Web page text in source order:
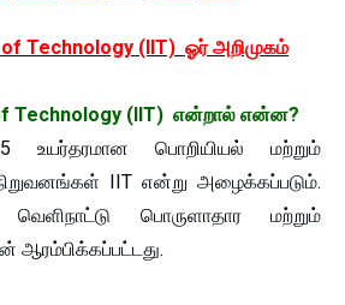
Technology (IIT) ஓர்அறிமுகம்
Technology (IIT) என்றால் என்ன?
உயர்தரமான பொறியியல் மற்றும்
IIT என்று அழைக்கப்படும்.
பொருளாதார மற்றும்
ஆரம்பிக்கப்பட்டது.